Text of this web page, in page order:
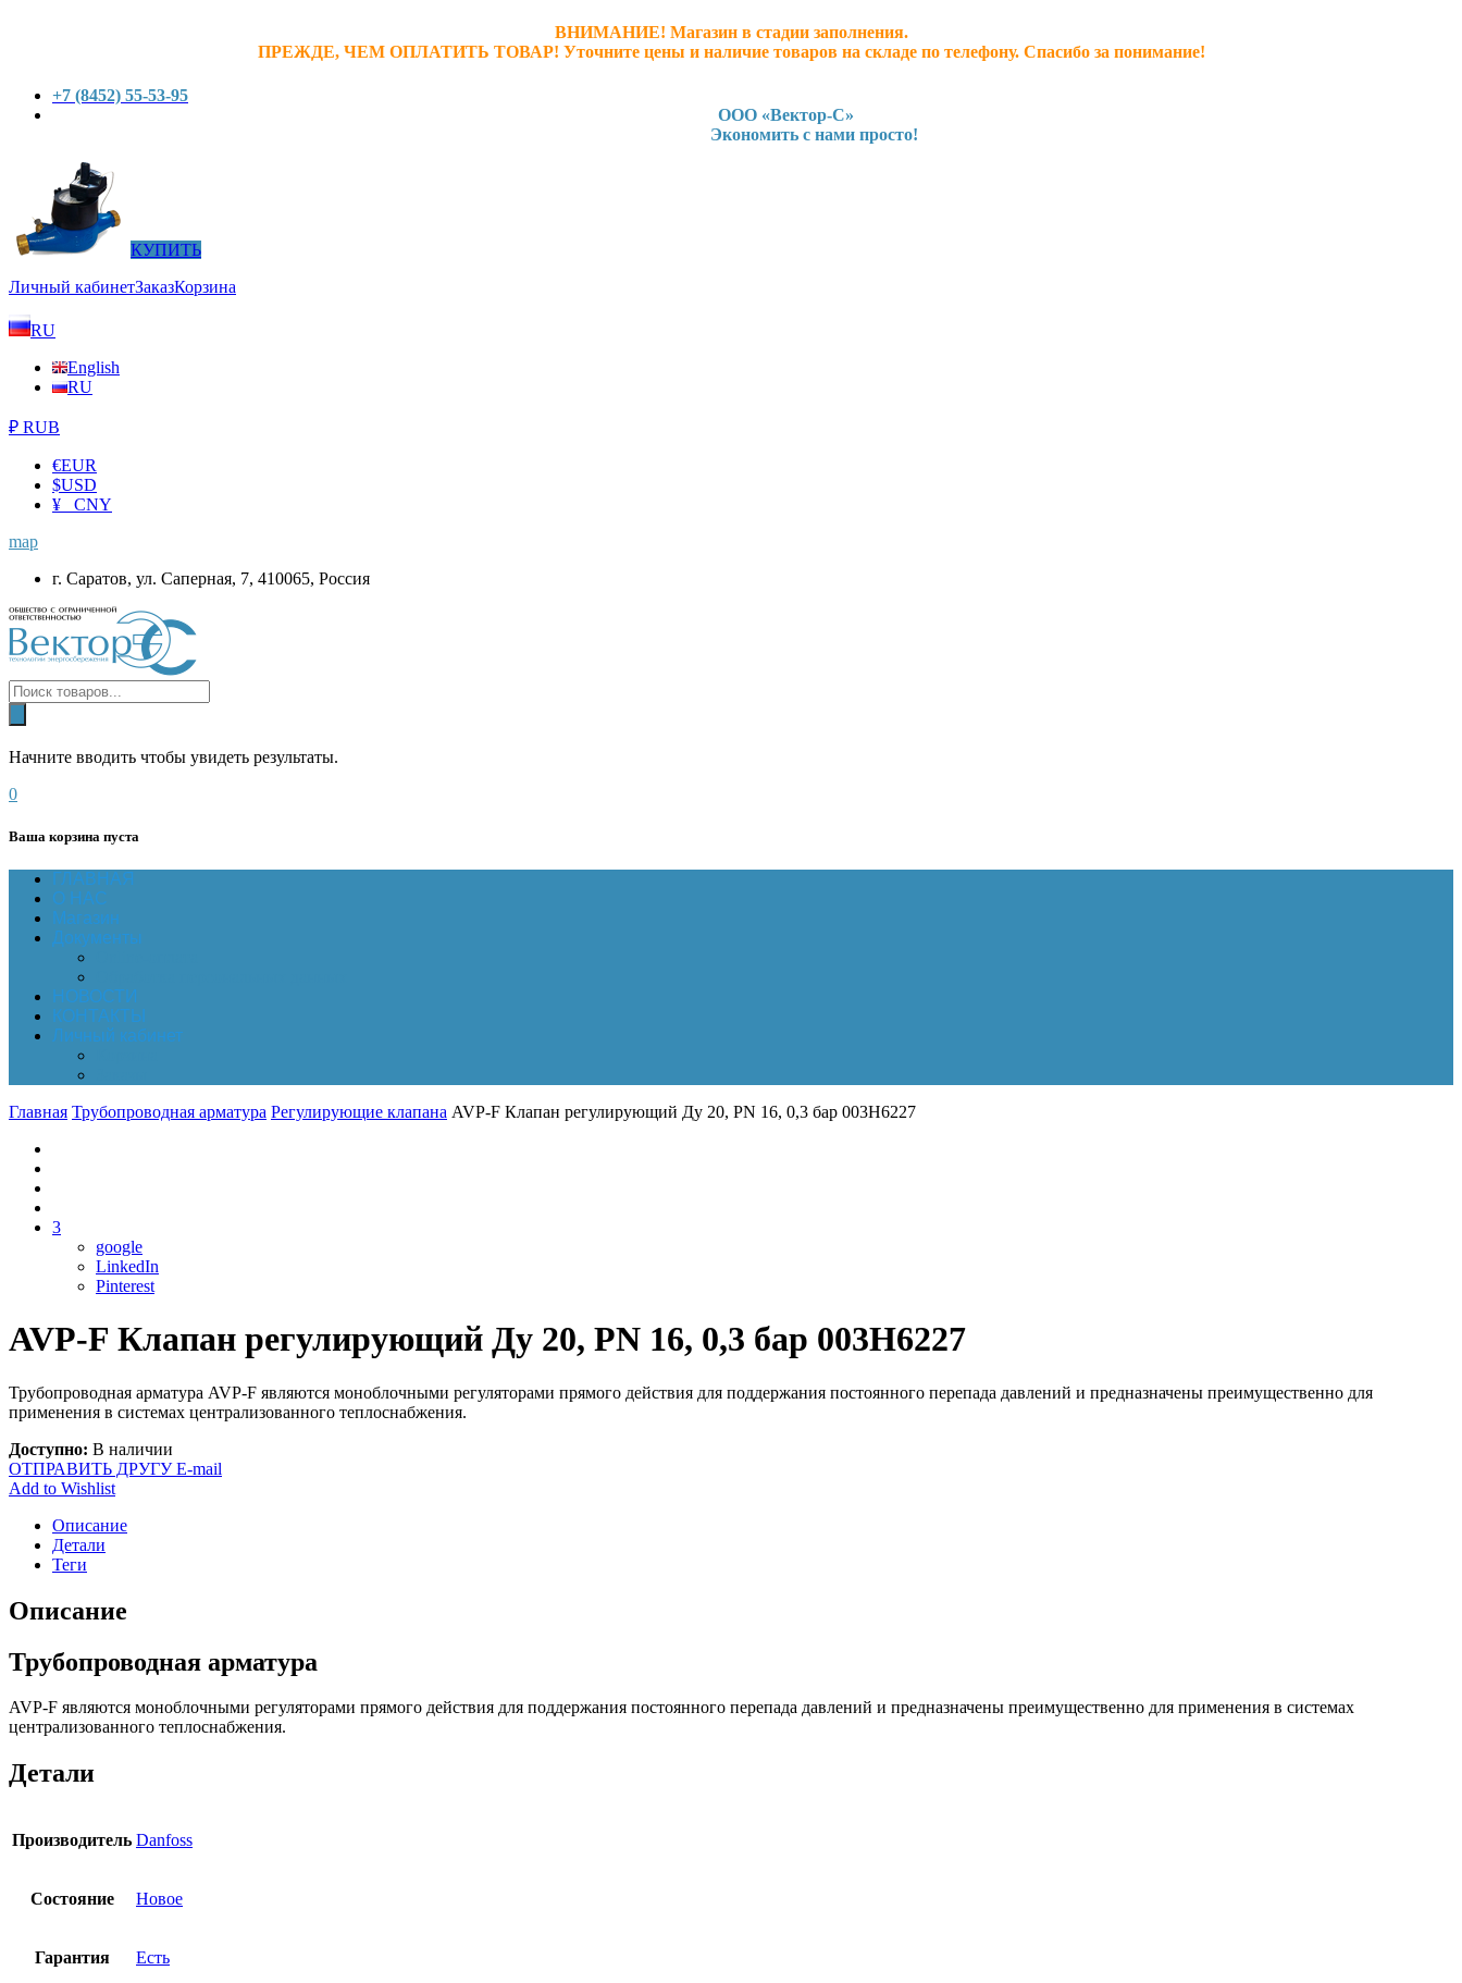
ВНИМАНИЕ! Магазин в стадии заполнения.
ПРЕЖДЕ, ЧЕМ ОПЛАТИТЬ ТОВАР! Уточните цены и наличие товаров на складе по телефону. Спасибо за понимание!
+7 (8452) 55-53-95
ООО «Вектор-С»
Экономить с нами просто!
КУПИТЬ
Личный кабинетЗаказКорзина
RU
English
RU
₽ RUB
€EUR
$USD
¥ CNY
map
г. Саратов, ул. Саперная, 7, 410065, Россия
Начните вводить чтобы увидеть результаты.
0
Ваша корзина пуста
ГЛАВНАЯ
О НАС
Магазин
Документы
НОВОСТИ
КОНТАКТЫ
Личный кабинет
Главная Трубопроводная арматура Регулирующие клапана AVP-F Клапан регулирующий Ду 20, PN 16, 0,3 бар 003H6227
3
google
LinkedIn
Pinterest
AVP-F Клапан регулирующий Ду 20, PN 16, 0,3 бар 003H6227
Трубопроводная арматура AVP-F являются моноблочными регуляторами прямого действия для поддержания постоянного перепада давлений и предназначены преимущественно для
применения в системах централизованного теплоснабжения.
Доступно: В наличии
ОТПРАВИТЬ ДРУГУ E-mail
Add to Wishlist
Описание
Детали
Теги
Описание
Трубопроводная арматура
AVP-F являются моноблочными регуляторами прямого действия для поддержания постоянного перепада давлений и предназначены преимущественно для применения в системах
централизованного теплоснабжения.
Детали
Производитель Danfoss
Состояние Новое
Гарантия Есть